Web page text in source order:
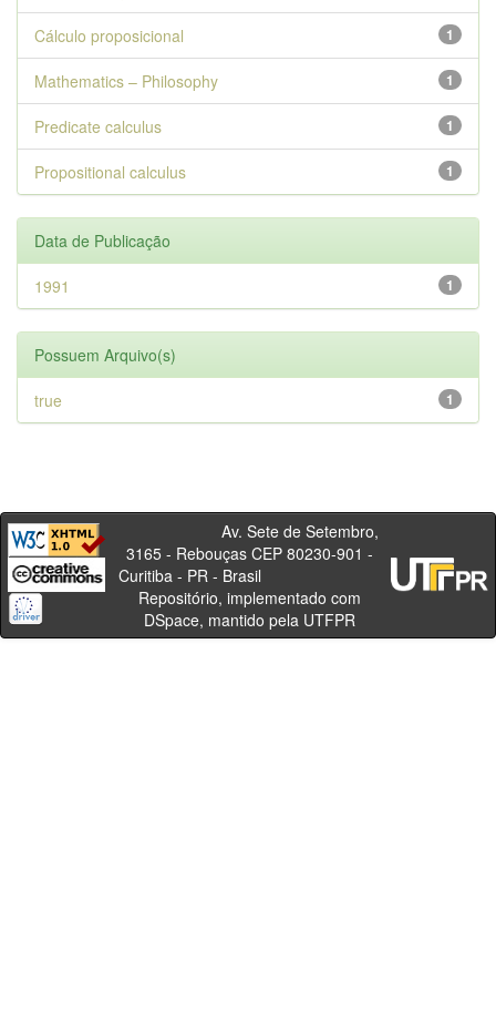
1
Cálculo proposicional
1
Mathematics – Philosophy
1
Predicate calculus
1
Propositional calculus
Data de Publicação
1
1991
Possuem Arquivo(s)
1
true
Av. Sete de Setembro,
3165 - Rebouças CEP 80230-901 -
Curitiba - PR - Brasil
Repositório, implementado com
DSpace, mantido pela UTFPR